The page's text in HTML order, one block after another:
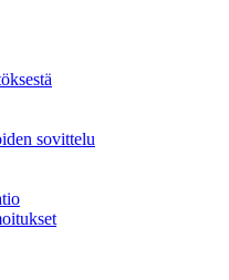
sovittelu